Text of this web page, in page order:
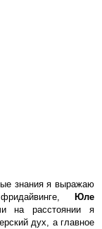
знания я выражаю
Юле
на расстоянии я
дух, а главное